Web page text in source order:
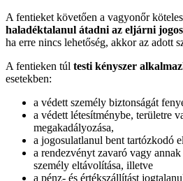
A fentieket követően a vagyonőr
haladéktalanul átadni az eljárni
ha erre nincs lehetőség, akkor az adott
A fentieken túl testi kényszer
esetekben:
a védett személy biztonságát
a védett létesítménybe, területre
megakadályozása,
a jogosulatlanul bent tartózkodó
a rendezvényt zavaró vagy
személy eltávolítása, illetve
a pénz- és értékszállítást